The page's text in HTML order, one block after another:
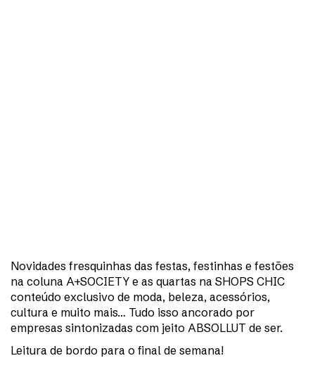
Novidades fresquinhas das festas, festinhas e festões
na coluna A+SOCIETY e as quartas na SHOPS CHIC
conteúdo exclusivo de moda, beleza, acessórios,
cultura e muito mais… Tudo isso ancorado por
empresas sintonizadas com jeito ABSOLLUT de ser.
Leitura de bordo para o final de semana!